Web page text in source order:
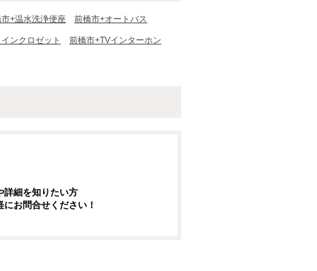
+温水洗浄便座 前橋市+オートバス
ンクロゼット 前橋市+TVインターホン
詳細を知りたい方
お問合せください！